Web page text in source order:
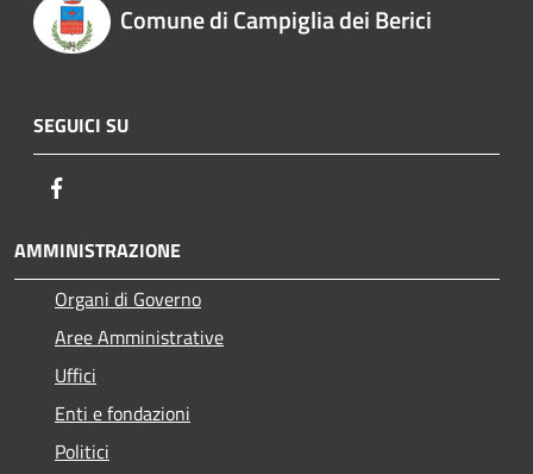
Comune di Campiglia dei Berici
SEGUICI SU
AMMINISTRAZIONE
Organi di Governo
Aree Amministrative
Uffici
Enti e fondazioni
Politici